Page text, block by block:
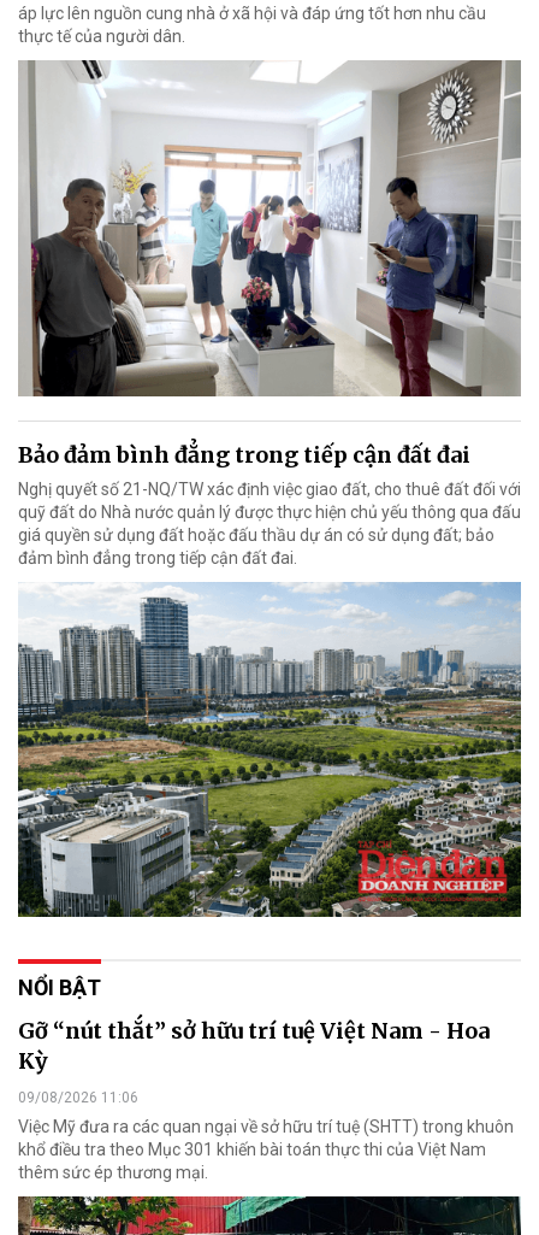
áp lực lên nguồn cung nhà ở xã hội và đáp ứng tốt hơn nhu cầu
thực tế của người dân.
Bảo đảm bình đẳng trong tiếp cận đất đai
Nghị quyết số 21-NQ/TW xác định việc giao đất, cho thuê đất đối với
quỹ đất do Nhà nước quản lý được thực hiện chủ yếu thông qua đấu
giá quyền sử dụng đất hoặc đấu thầu dự án có sử dụng đất; bảo
đảm bình đẳng trong tiếp cận đất đai.
NỔI BẬT
Gỡ “nút thắt” sở hữu trí tuệ Việt Nam - Hoa
Kỳ
09/08/2026 11:06
Việc Mỹ đưa ra các quan ngại về sở hữu trí tuệ (SHTT) trong khuôn
khổ điều tra theo Mục 301 khiến bài toán thực thi của Việt Nam
thêm sức ép thương mại.